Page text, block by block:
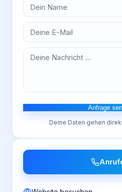
Anfrage
Deine Daten gehen